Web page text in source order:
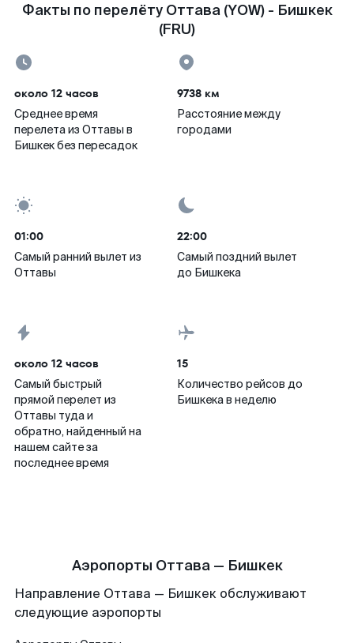
Факты по перелёту Оттава (YOW) - Бишкек
(FRU)
около 12 часов
Среднее время
перелета из Оттавы в
Бишкек без пересадок
9738 км
Расстояние между
городами
01:00
Самый ранний вылет из
Оттавы
22:00
Самый поздний вылет
до Бишкека
около 12 часов
Самый быстрый
прямой перелет из
Оттавы туда и
обратно, найденный на
нашем сайте за
последнее время
15
Количество рейсов до
Бишкека в неделю
Аэропорты Оттава — Бишкек
Направление Оттава — Бишкек обслуживают
следующие аэропорты